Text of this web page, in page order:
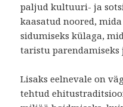
paljud kultuuri- ja
kaasatud noored,
sidumiseks külaga,
taristu parendamiseks
Lisaks eelnevale on
tehtud